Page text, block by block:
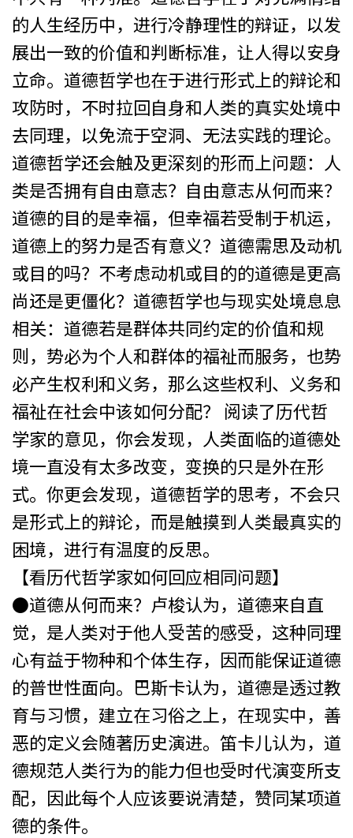
的人生经历中，进行冷静理性的辩证，以发
展出一致的价值和判断标准，让人得以安身
立命。道德哲学也在于进行形式上的辩论和
攻防时，不时拉回自身和人类的真实处境中
去同理，以免流于空洞、无法实践的理论。
道德哲学还会触及更深刻的形而上问题：人
类是否拥有自由意志？自由意志从何而来？
道德的目的是幸福，但幸福若受制于机运，
道德上的努力是否有意义？道德需思及动机
或目的吗？不考虑动机或目的的道德是更高
尚还是更僵化？道德哲学也与现实处境息息
相关：道德若是群体共同约定的价值和规
则，势必为个人和群体的福祉而服务，也势
必产生权利和义务，那么这些权利、义务和
福祉在社会中该如何分配？ 阅读了历代哲
学家的意见，你会发现，人类面临的道德处
境一直没有太多改变，变换的只是外在形
式。你更会发现，道德哲学的思考，不会只
是形式上的辩论，而是触摸到人类最真实的
困境，进行有温度的反思。
【看历代哲学家如何回应相同问题】
●道德从何而来？卢梭认为，道德来自直
觉，是人类对于他人受苦的感受，这种同理
心有益于物种和个体生存，因而能保证道德
的普世性面向。巴斯卡认为，道德是透过教
育与习惯，建立在习俗之上，在现实中，善
恶的定义会随著历史演进。笛卡儿认为，道
德规范人类行为的能力但也受时代演变所支
配，因此每个人应该要说清楚，赞同某项道
德的条件。